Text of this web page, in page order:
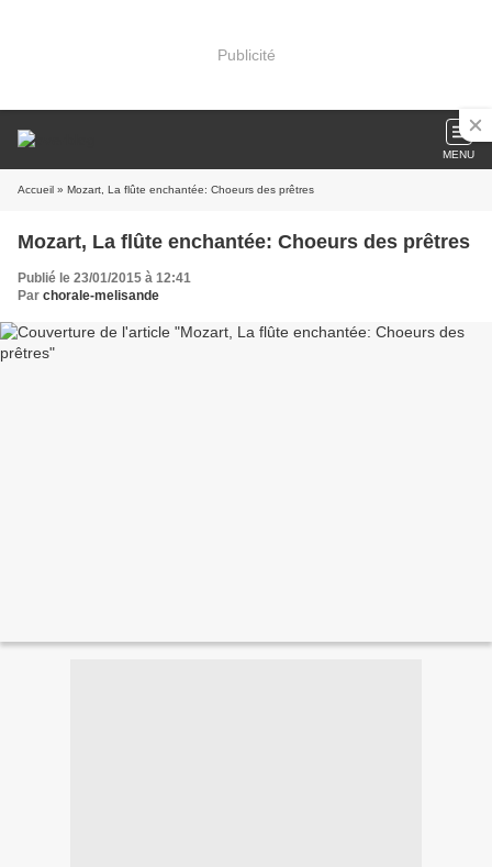
Publicité
MENU
Accueil » Mozart, La flûte enchantée: Choeurs des prêtres
Mozart, La flûte enchantée: Choeurs des prêtres
Publié le 23/01/2015 à 12:41
Par chorale-melisande